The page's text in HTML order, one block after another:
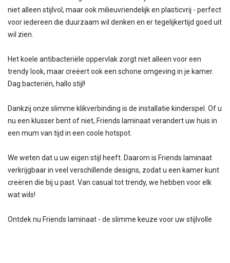
niet alleen stijlvol, maar ook milieuvriendelijk en plasticvrij - perfect
voor iedereen die duurzaam wil denken en er tegelijkertijd goed uit
wil zien.
Het koele antibacteriële oppervlak zorgt niet alleen voor een
trendy look, maar creëert ook een schone omgeving in je kamer.
Dag bacteriën, hallo stijl!
Dankzij onze slimme klikverbinding is de installatie kinderspel. Of u
nu een klusser bent of niet, Friends laminaat verandert uw huis in
een mum van tijd in een coole hotspot.
We weten dat u uw eigen stijl heeft. Daarom is Friends laminaat
verkrijgbaar in veel verschillende designs, zodat u een kamer kunt
creëren die bij u past. Van casual tot trendy, we hebben voor elk
wat wils!
Ontdek nu Friends laminaat - de slimme keuze voor uw stijlvolle